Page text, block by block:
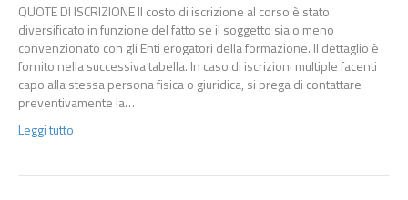
QUOTE DI ISCRIZIONE Il costo di iscrizione al corso è stato
diversificato in funzione del fatto se il soggetto sia o meno
convenzionato con gli Enti erogatori della formazione. Il dettaglio è
fornito nella successiva tabella. In caso di iscrizioni multiple facenti
capo alla stessa persona fisica o giuridica, si prega di contattare
preventivamente la…
Leggi tutto